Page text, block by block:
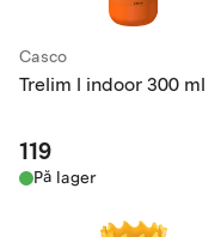
Casco
Trelim l indoor 300 ml
119
På lager